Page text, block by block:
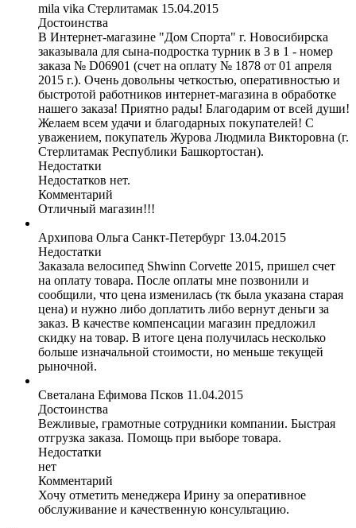
mila vika Стерлитамак 15.04.2015
Достоинства
В Интернет-магазине "Дом Спорта" г. Новосибирска
заказывала для сына-подростка турник в 3 в 1 - номер
заказа № D06901 (счет на оплату № 1878 от 01 апреля
2015 г.). Очень довольны четкостью, оперативностью и
быстротой работников интернет-магазина в обработке
нашего заказа! Приятно рады! Благодарим от всей души!
Желаем всем удачи и благодарных покупателей! С
уважением, покупатель Журова Людмила Викторовна (г.
Стерлитамак Республики Башкортостан).
Недостатки
Недостатков нет.
Комментарий
Отличный магазин!!!
Архипова Ольга Санкт-Петербург 13.04.2015
Недостатки
Заказала велосипед Shwinn Corvette 2015, пришел счет
на оплату товара. После оплаты мне позвонили и
сообщили, что цена изменилась (тк была указана старая
цена) и нужно либо доплатить либо вернут деньги за
заказ. В качестве компенсации магазин предложил
скидку на товар. В итоге цена получилась несколько
больше изначальной стоимости, но меньше текущей
рыночной.
Светалана Ефимова Псков 11.04.2015
Достоинства
Вежливые, грамотные сотрудники компании. Быстрая
отгрузка заказа. Помощь при выборе товара.
Недостатки
нет
Комментарий
Хочу отметить менеджера Ирину за оперативное
обслуживание и качественную консультацию.